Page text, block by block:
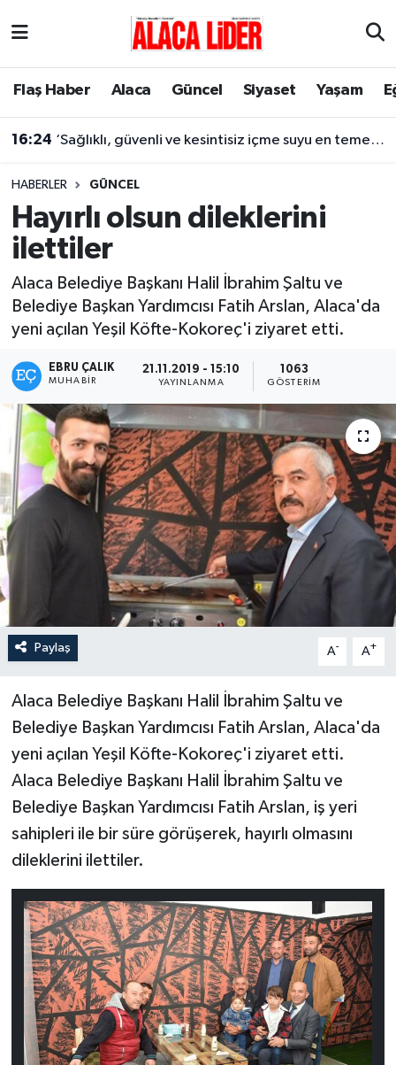
Flaş Haber Alaca Güncel Siyaset Yaşam
16:24 ‘Sağlıklı, güvenli ve kesintisiz içme suyu en temel önceliğimiz’
HABERLER GÜNCEL
Hayırlı olsun dileklerini
ilettiler
Alaca Belediye Başkanı Halil İbrahim Şaltu ve
Belediye Başkan Yardımcısı Fatih Arslan, Alaca'da
yeni açılan Yeşil Köfte-Kokoreç'i ziyaret etti.
EBRU ÇALIK
MUHABIR
21.11.2019 - 15:10
YAYINLANMA
1063
GÖSTERIM
Paylaş A- A+
Alaca Belediye Başkanı Halil İbrahim Şaltu ve
Belediye Başkan Yardımcısı Fatih Arslan, Alaca'da
yeni açılan Yeşil Köfte-Kokoreç'i ziyaret etti.
Alaca Belediye Başkanı Halil İbrahim Şaltu ve
Belediye Başkan Yardımcısı Fatih Arslan, iş yeri
sahipleri ile bir süre görüşerek, hayırlı olmasını
dileklerini ilettiler.
Çorum Nöbetçi Eczaneler
Çorum Trafik Yoğunluk Haritası
Süper Lig Puan Durumu ve Fikstür
Tüm Manşetler
Son Dakika Haberleri
Haber Arşivi